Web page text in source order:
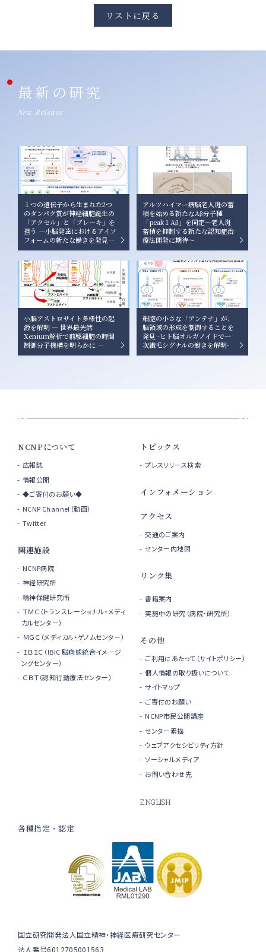
リストに戻る
最新の研究
New Release
１つの遺伝子から生まれた2つ
のタンパク質が神経細胞誕生の
「アクセル」と「ブレーキ」を
担う ―小脳発達におけるアイソ
フォームの新たな働きを発見―
アルツハイマー病脳老人斑の蓄
積を始める新たなAβ分子種
「peak 1 Aβ」を同定〜老人斑
蓄積を抑制する新たな認知症治
療法開発に期待〜
小脳アストロサイト多様性の起
源を解明 ― 世界最先端
Xenium解析で前駆細胞の時間
制御分子機構を明らかに ―
細胞の小さな「アンテナ」が、
脳領域の形成を制御することを
発見 -ヒト脳オルガノイドで一
次繊毛シグナルの働きを解明-
NCNPについて
広報誌
情報公開
◆ご寄付のお願い◆
NCNP Channel（動画）
Twitter
関連施設
NCNP病院
神経研究所
精神保健研究所
ＴＭＣ（トランスレーショナル・メディ
カルセンター）
ＭＧＣ（メディカル・ゲノムセンター）
ＩＢＩＣ（IBIC 脳病態統合イメージ
ングセンター）
ＣＢＴ（認知行動療法センター）
トピックス
プレスリリース検索
インフォメーション
アクセス
交通のご案内
センター内地図
リンク集
書籍案内
実施中の研究（病院・研究所）
その他
ご利用にあたって（サイトポリシー）
個人情報の取り扱いについて
サイトマップ
ご寄付のお願い
NCNP市民公開講座
センター素描
ウェブアクセシビリティ方針
ソーシャルメディア
お問い合わせ先
ENGLISH
各種指定・認定
国立研究開発法人国立精神・神経医療研究センター
法人番号6012705001563